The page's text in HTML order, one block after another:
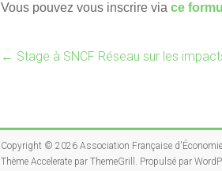
Vous pouvez vous inscrire via ce
← Stage à SNCF Réseau sur les
Copyright © 2026 Association Française
Thème Accelerate par ThemeGrill. Propulsé par